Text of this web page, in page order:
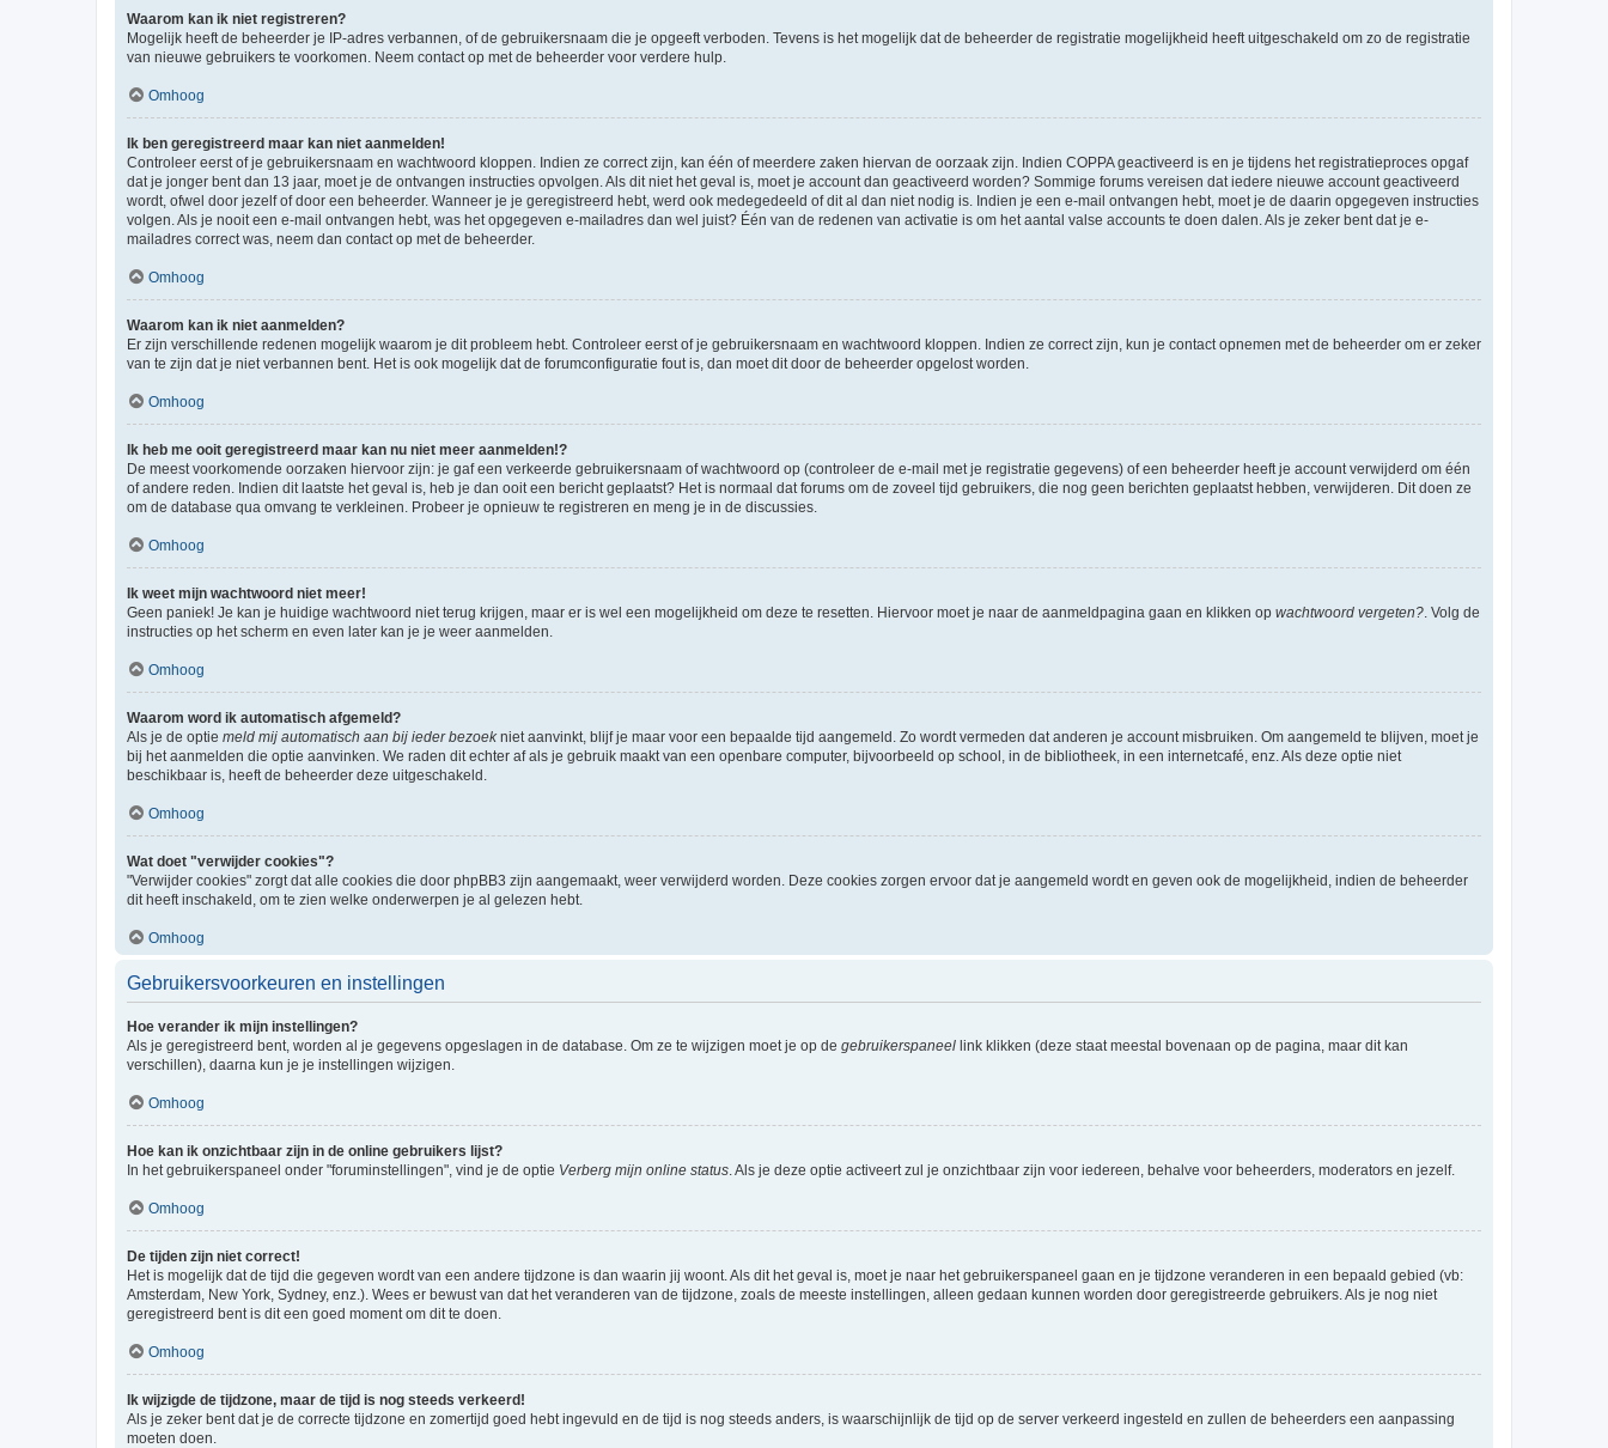
Waarom kan ik niet registreren?
Mogelijk heeft de beheerder je IP-adres verbannen, of de gebruikersnaam die je opgeeft verboden. Tevens is het mogelijk dat de beheerder de registratie mogelijkheid heeft uitgeschakeld om zo de registratie
van nieuwe gebruikers te voorkomen. Neem contact op met de beheerder voor verdere hulp.
Omhoog
Ik ben geregistreerd maar kan niet aanmelden!
Controleer eerst of je gebruikersnaam en wachtwoord kloppen. Indien ze correct zijn, kan één of meerdere zaken hiervan de oorzaak zijn. Indien COPPA geactiveerd is en je tijdens het registratieproces opgaf
dat je jonger bent dan 13 jaar, moet je de ontvangen instructies opvolgen. Als dit niet het geval is, moet je account dan geactiveerd worden? Sommige forums vereisen dat iedere nieuwe account geactiveerd
wordt, ofwel door jezelf of door een beheerder. Wanneer je je geregistreerd hebt, werd ook medegedeeld of dit al dan niet nodig is. Indien je een e-mail ontvangen hebt, moet je de daarin opgegeven instructies
volgen. Als je nooit een e-mail ontvangen hebt, was het opgegeven e-mailadres dan wel juist? Één van de redenen van activatie is om het aantal valse accounts te doen dalen. Als je zeker bent dat je e-
mailadres correct was, neem dan contact op met de beheerder.
Omhoog
Waarom kan ik niet aanmelden?
Er zijn verschillende redenen mogelijk waarom je dit probleem hebt. Controleer eerst of je gebruikersnaam en wachtwoord kloppen. Indien ze correct zijn, kun je contact opnemen met de beheerder om er zeker
van te zijn dat je niet verbannen bent. Het is ook mogelijk dat de forumconfiguratie fout is, dan moet dit door de beheerder opgelost worden.
Omhoog
Ik heb me ooit geregistreerd maar kan nu niet meer aanmelden!?
De meest voorkomende oorzaken hiervoor zijn: je gaf een verkeerde gebruikersnaam of wachtwoord op (controleer de e-mail met je registratie gegevens) of een beheerder heeft je account verwijderd om één
of andere reden. Indien dit laatste het geval is, heb je dan ooit een bericht geplaatst? Het is normaal dat forums om de zoveel tijd gebruikers, die nog geen berichten geplaatst hebben, verwijderen. Dit doen ze
om de database qua omvang te verkleinen. Probeer je opnieuw te registreren en meng je in de discussies.
Omhoog
Ik weet mijn wachtwoord niet meer!
Geen paniek! Je kan je huidige wachtwoord niet terug krijgen, maar er is wel een mogelijkheid om deze te resetten. Hiervoor moet je naar de aanmeldpagina gaan en klikken op wachtwoord vergeten? . Volg de
instructies op het scherm en even later kan je je weer aanmelden.
Omhoog
Waarom word ik automatisch afgemeld?
Als je de optie meld mij automatisch aan bij ieder bezoekniet aanvinkt, blijf je maar voor een bepaalde tijd aangemeld. Zo wordt vermeden dat anderen je account misbruiken. Om aangemeld te blijven, moet je
bij het aanmelden die optie aanvinken. We raden dit echter af als je gebruik maakt van een openbare computer, bijvoorbeeld op school, in de bibliotheek, in een internetcafé, enz. Als deze optie niet
beschikbaar is, heeft de beheerder deze uitgeschakeld.
Omhoog
Wat doet "verwijder cookies"?
"Verwijder cookies" zorgt dat alle cookies die door phpBB3 zijn aangemaakt, weer verwijderd worden. Deze cookies zorgen ervoor dat je aangemeld wordt en geven ook de mogelijkheid, indien de beheerder
dit heeft inschakeld, om te zien welke onderwerpen je al gelezen hebt.
Omhoog
Gebruikersvoorkeuren en instellingen
Hoe verander ik mijn instellingen?
Als je geregistreerd bent, worden al je gegevens opgeslagen in de database. Om ze te wijzigen moet je op de gebruikerspaneel link klikken (deze staat meestal bovenaan op de pagina, maar dit kan
verschillen), daarna kun je je instellingen wijzigen.
Omhoog
Hoe kan ik onzichtbaar zijn in de online gebruikers lijst?
In het gebruikerspaneel onder "foruminstellingen", vind je de optie Verberg mijn online status . Als je deze optie activeert zul je onzichtbaar zijn voor iedereen, behalve voor beheerders, moderators en jezelf.
Omhoog
De tijden zijn niet correct!
Het is mogelijk dat de tijd die gegeven wordt van een andere tijdzone is dan waarin jij woont. Als dit het geval is, moet je naar het gebruikerspaneel gaan en je tijdzone veranderen in een bepaald gebied (vb:
Amsterdam, New York, Sydney, enz.). Wees er bewust van dat het veranderen van de tijdzone, zoals de meeste instellingen, alleen gedaan kunnen worden door geregistreerde gebruikers. Als je nog niet
geregistreerd bent is dit een goed moment om dit te doen.
Omhoog
Ik wijzigde de tijdzone, maar de tijd is nog steeds verkeerd!
Als je zeker bent dat je de correcte tijdzone en zomertijd goed hebt ingevuld en de tijd is nog steeds anders, is waarschijnlijk de tijd op de server verkeerd ingesteld en zullen de beheerders een aanpassing
moeten doen.